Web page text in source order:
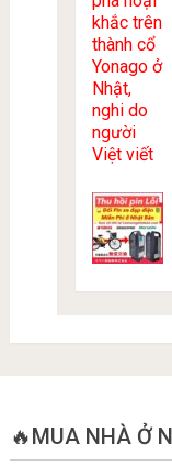
🔥MUA NHÀ Ở